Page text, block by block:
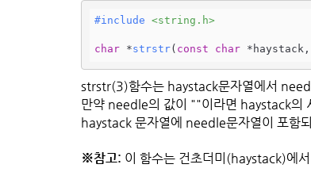
#include <string.h>
char *strstr( const char *haystack,
strstr(3)함수는 haystack문자열에서
만약 needle의 값이 ""이라면 haystack
haystack 문자열에 needle문자열이 포함
※참고: 이 함수는 건초더미(haystack)에